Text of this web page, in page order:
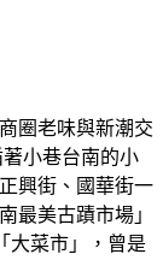
圈老味與新潮交
小巷台南的小
興街、國華街一
最美古蹟市場」
大菜市」，曾是